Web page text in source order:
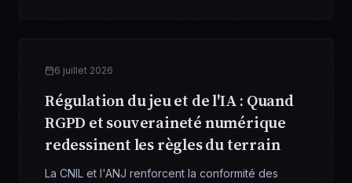
6 juillet 2026
Régulation du jeu et de l'IA : Quand
RGPD et souveraineté numérique
redessinent les règles du terrain
La CNIL et l'ANJ renforcent la conformité des